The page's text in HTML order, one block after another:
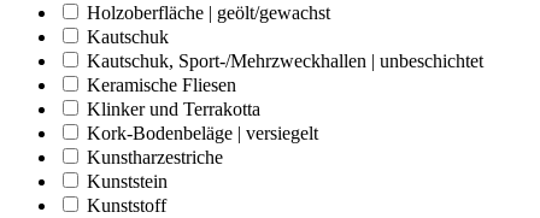
Holzoberfläche | geölt/gewachst
Kautschuk
Kautschuk, Sport-/Mehrzweckhallen | unbeschichtet
Keramische Fliesen
Klinker und Terrakotta
Kork-Bodenbeläge | versiegelt
Kunstharzestriche
Kunststein
Kunststoff